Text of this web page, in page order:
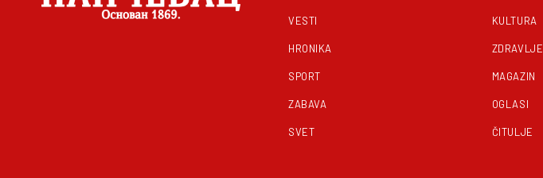
VESTI
HRONIKA
SPORT
ZABAVA
SVET
KULTURA
ZDRAVLJE
MAGAZIN
OGLASI
ČITULJE